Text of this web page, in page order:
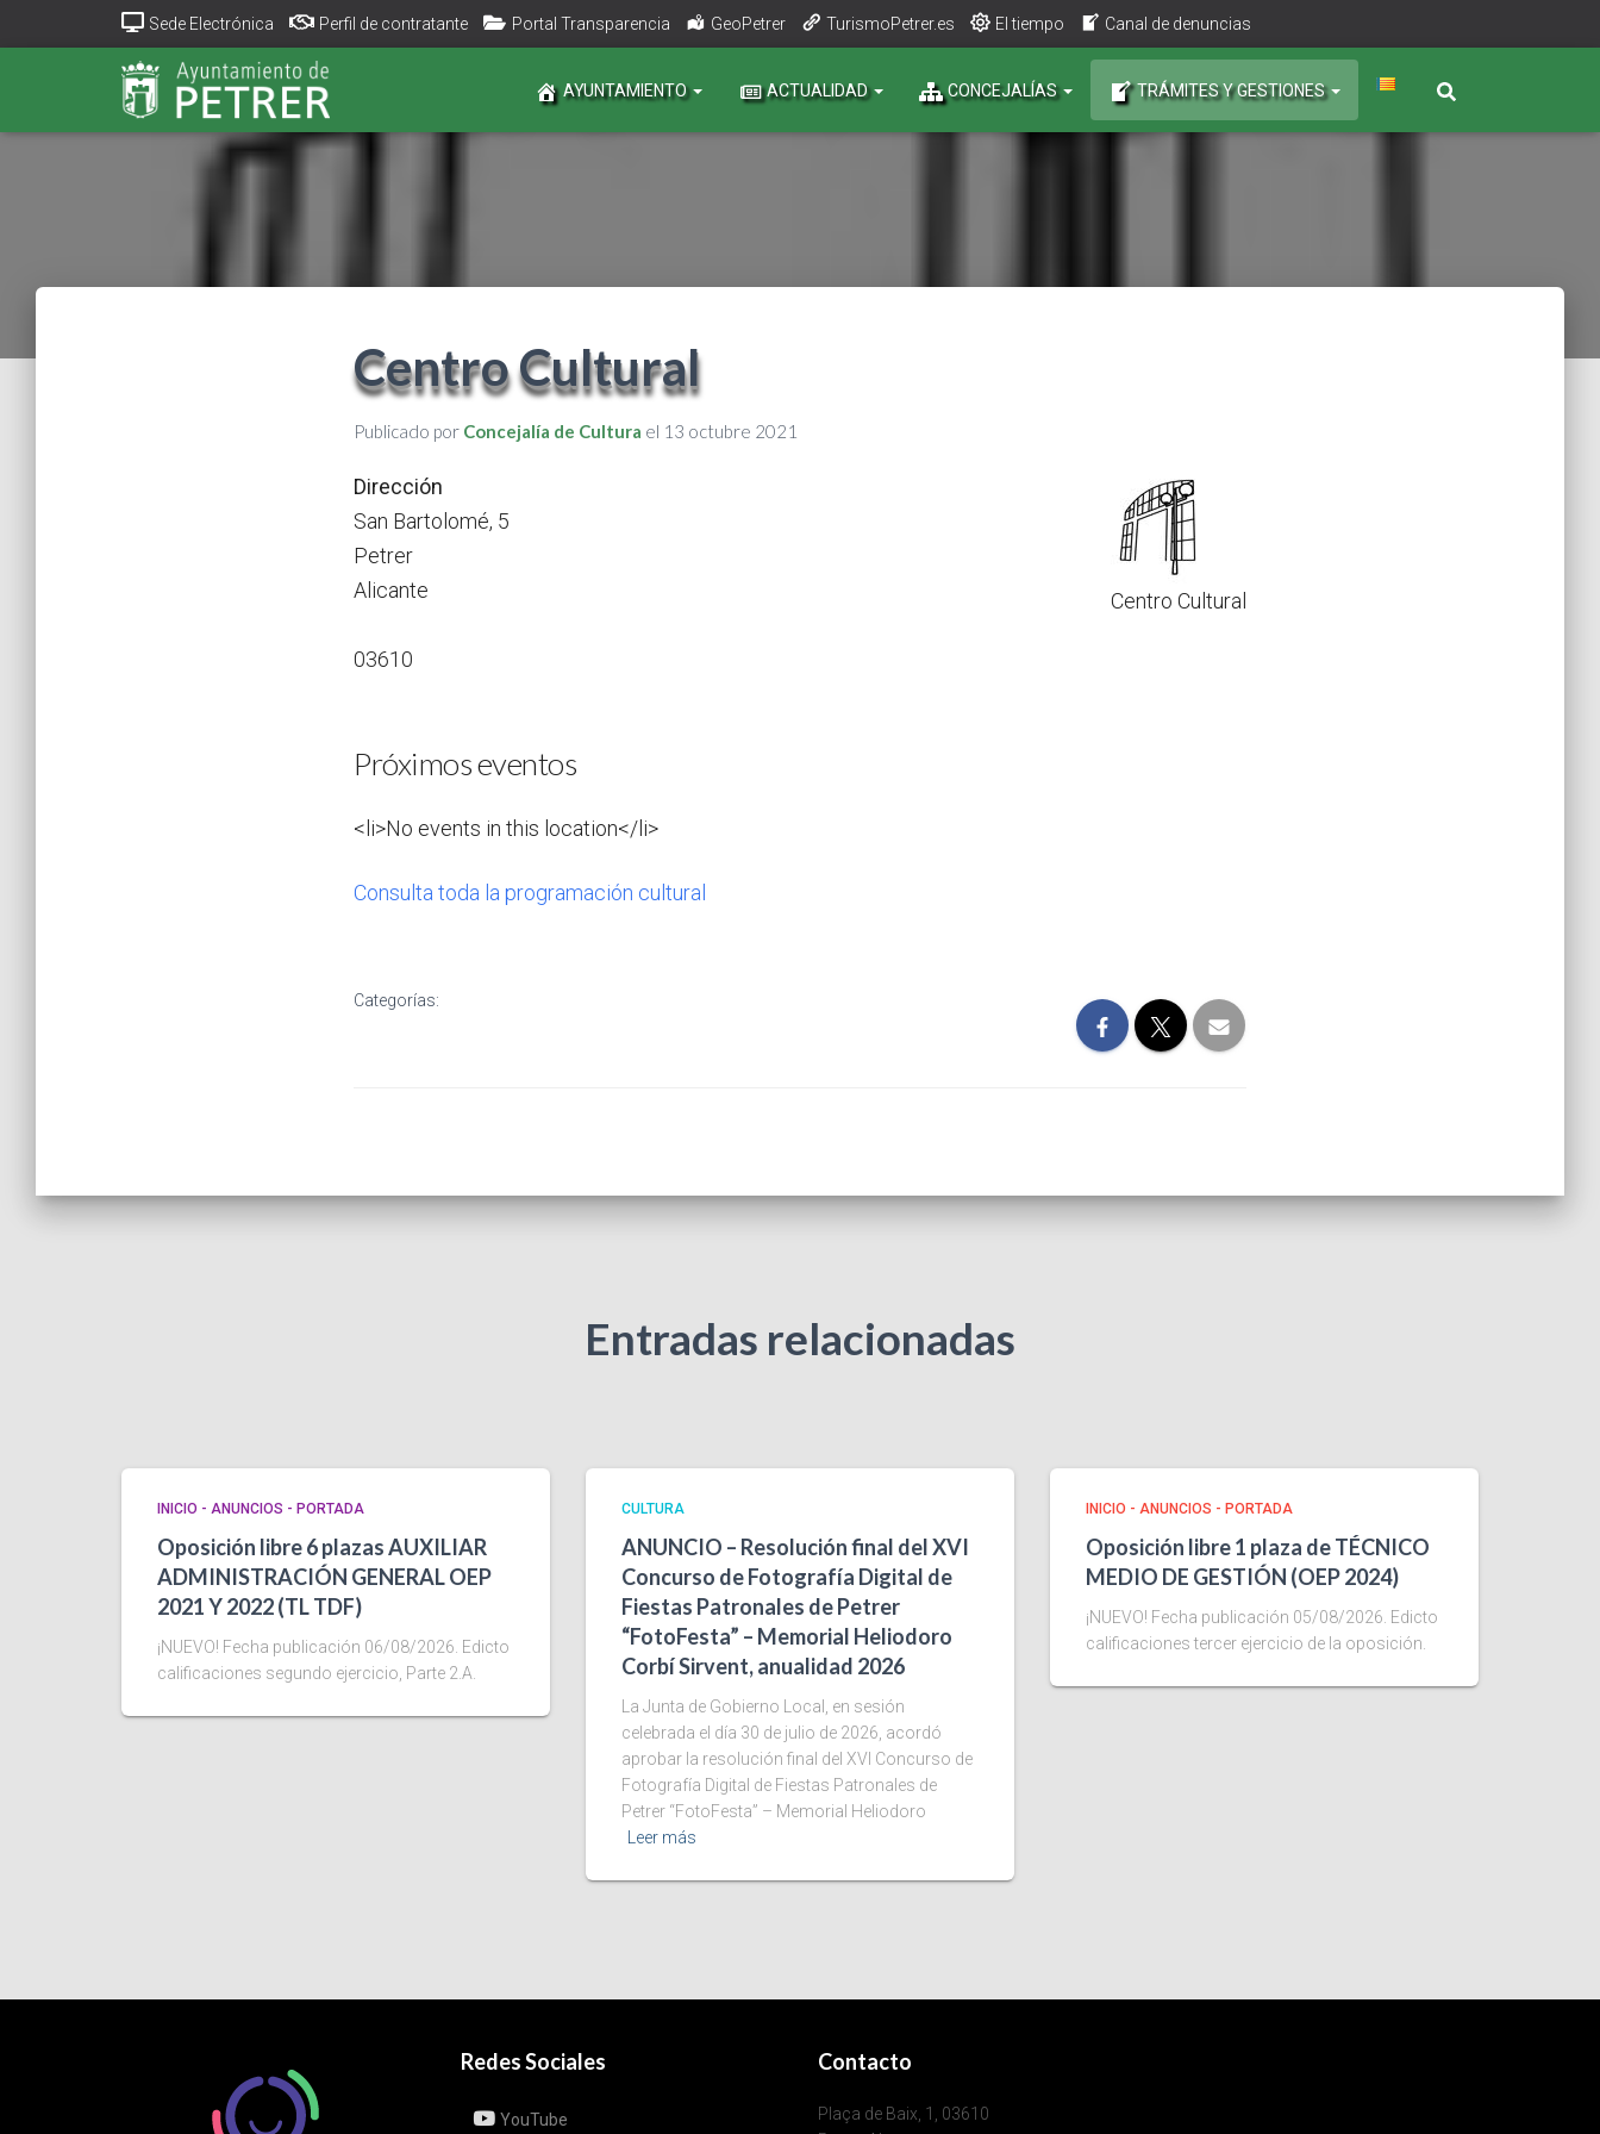
Sede Electrónica Perfil de contratante Portal Transparencia GeoPetrer TurismoPetrer.es El tiempo Canal de denuncias
AYUNTAMIENTO ACTUALIDAD CONCEJALÍAS TRÁMITES Y GESTIONES
Centro Cultural
Publicado por Concejalía de Cultura el 13 octubre 2021
Centro Cultural
Dirección
San Bartolomé, 5
Petrer
Alicante
03610
Próximos eventos
<li>No events in this location</li>
Consulta toda la programación cultural
Categorías:
Entradas relacionadas
INICIO - ANUNCIOS - PORTADA
Oposición libre 6 plazas AUXILIAR
ADMINISTRACIÓN GENERAL OEP
2021 Y 2022 (TL TDF)
¡NUEVO! Fecha publicación 06/08/2026. Edicto
calificaciones segundo ejercicio, Parte 2.A.
CULTURA
ANUNCIO – Resolución final del XVI
Concurso de Fotografía Digital de
Fiestas Patronales de Petrer
“FotoFesta” – Memorial Heliodoro
Corbí Sirvent, anualidad 2026
La Junta de Gobierno Local, en sesión
celebrada el día 30 de julio de 2026, acordó
aprobar la resolución final del XVI Concurso de
Fotografía Digital de Fiestas Patronales de
Petrer “FotoFesta” – Memorial Heliodoro
Leer más
INICIO - ANUNCIOS - PORTADA
Oposición libre 1 plaza de TÉCNICO
MEDIO DE GESTIÓN (OEP 2024)
¡NUEVO! Fecha publicación 05/08/2026. Edicto
calificaciones tercer ejercicio de la oposición.
Redes Sociales
YouTube
Contacto
Plaça de Baix, 1, 03610